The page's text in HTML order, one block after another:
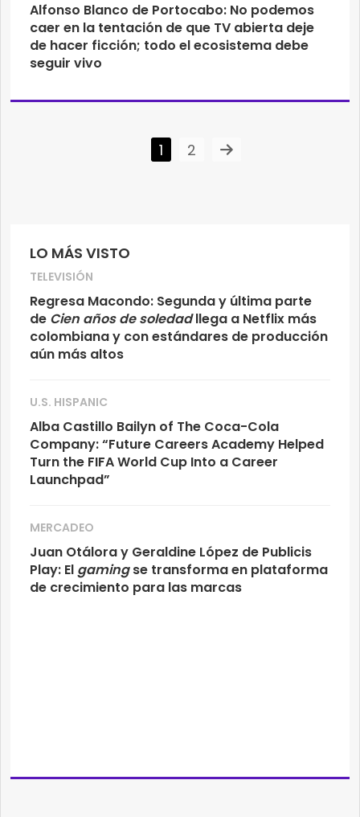
LO MÁS VISTO
TELEVISIÓN
Regresa Macondo: Segunda y última parte
de Cien años de soledadllega a Netflix más
colombiana y con estándares de producción
aún más altos
U.S. HISPANIC
Alba Castillo Bailyn of The Coca-Cola
Company: “Future Careers Academy Helped
Turn the FIFA World Cup Into a Career
Launchpad”
MERCADEO
Juan Otálora y Geraldine López de Publicis
Play: El gamingse transforma en plataforma
de crecimiento para las marcas
Alfonso Blanco de Portocabo: No podemos
caer en la tentación de que TV abierta deje
de hacer ficción; todo el ecosistema debe
seguir vivo
1 2